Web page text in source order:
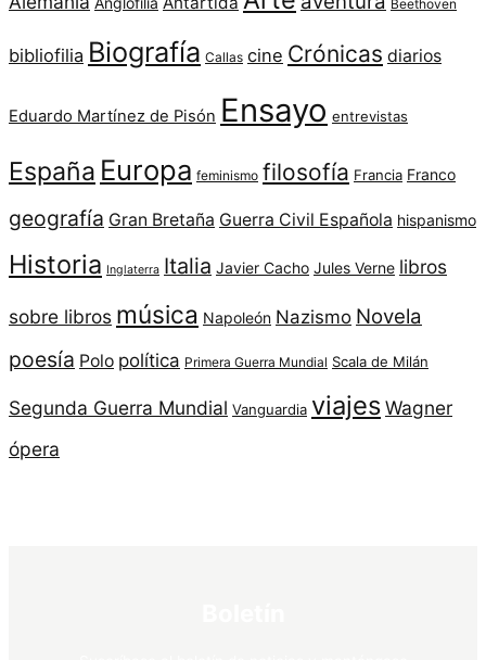
Beethoven
bibliofilia Biografía Callas cine Crónicas diarios
Eduardo Martínez de Pisón Ensayo entrevistas
España Europa feminismo filosofía Francia Franco
geografía Gran Bretaña Guerra Civil Española hispanismo
Historia Inglaterra Italia Javier Cacho Jules Verne libros
sobre libros música Napoleón Nazismo Novela
poesía Polo política Primera Guerra Mundial Scala de Milán
Segunda Guerra Mundial Vanguardia viajesWagner
ópera